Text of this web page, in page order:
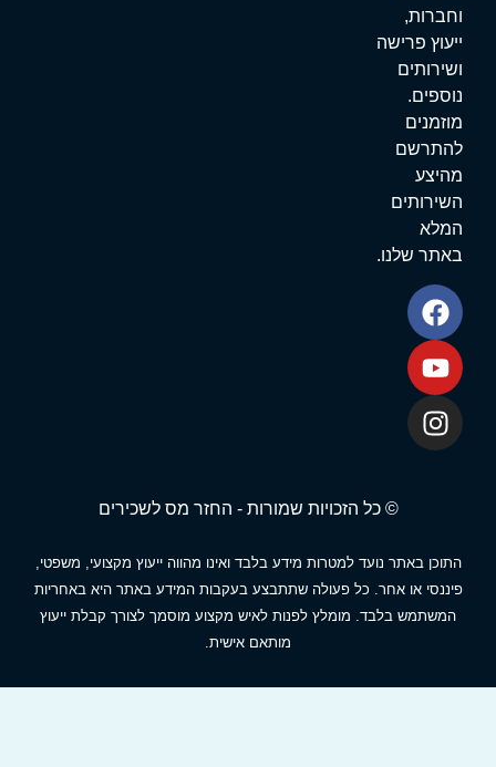
פרישה
שלנו.
© כל הזכויות שמורות - החזר מס לשכירים
באתר נועד למטרות מידע בלבד ואינו מהווה ייעוץ מקצועי, משפטי,
או אחר. כל פעולה שתתבצע בעקבות המידע באתר היא באחריות
המשתמש בלבד. מומלץ לפנות לאיש מקצוע מוסמך לצורך קבלת ייעוץ
מותאם אישית.